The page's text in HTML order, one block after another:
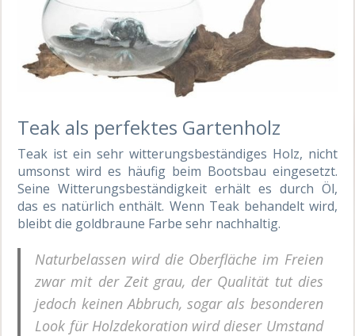
Teak als perfektes Gartenholz
Teak ist ein sehr witterungsbeständiges Holz, nicht
umsonst wird es häufig beim Bootsbau eingesetzt.
Seine Witterungsbeständigkeit erhält es durch Öl,
das es natürlich enthält. Wenn Teak behandelt wird,
bleibt die goldbraune Farbe sehr nachhaltig.
Naturbelassen wird die Oberfläche im Freien
zwar mit der Zeit grau, der Qualität tut dies
jedoch keinen Abbruch, sogar als besonderen
Look für Holzdekoration wird dieser Umstand